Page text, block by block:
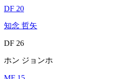
DF 20
知念 哲矢
DF 26
ホン ジョンホ